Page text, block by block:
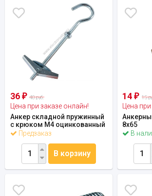
36 ₽ 40 руб.
Цена при заказе онлайн!
Анкер складной пружинный
с крюком М4 оцинкованный
Предзаказ
В корзину
14₽ 15
Цена
8х65
В